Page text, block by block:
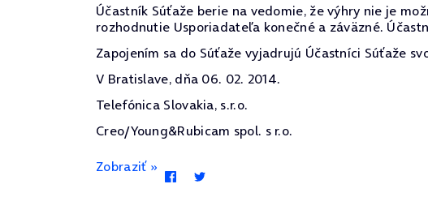
Účastník Súťaže berie na vedomie, že výhry nie je
rozhodnutie Usporiadateľa konečné a záväzné.
Zapojením sa do Súťaže vyjadrujú Účastníci Súťaže
V Bratislave, dňa 06. 02. 2014.
Telefónica Slovakia, s.r.o.
Creo/Young&Rubicam spol. s r.o.
Zobraziť »